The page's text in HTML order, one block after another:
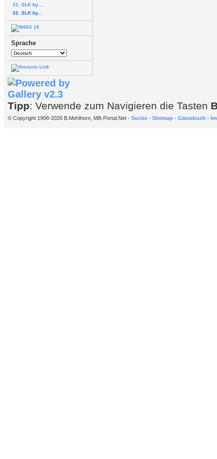
31. SLK by...
32. SLK by...
Sprache
Tipp: Verwende zum Navigieren die Tasten
© Copyright 1998-2026 B.Mehlhorn, MB-Portal.Net - Suche - Sitemap - Gästebuch -